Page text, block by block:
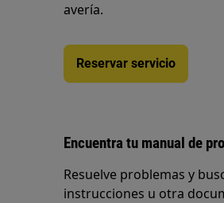
avería.
Reservar servicio
Encuentra tu manual de
Resuelve problemas y
instrucciones u otra